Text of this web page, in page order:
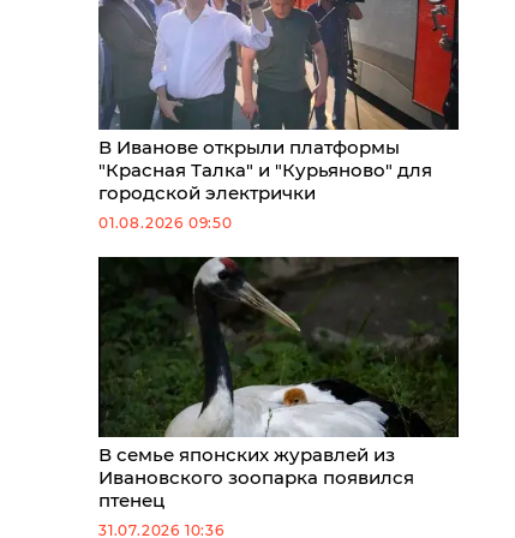
В Иванове открыли платформы
"Красная Талка" и "Курьяново" для
городской электрички
01.08.2026 09:50
В семье японских журавлей из
Ивановского зоопарка появился
птенец
31.07.2026 10:36